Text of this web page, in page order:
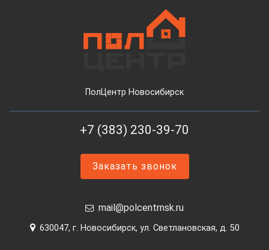
ПолЦентр Новосибирск
+7 (383) 230-39-70
Заказать звонок
mail@polcentrnsk.ru
630047, г. Новосибирск, ул. Светлановская, д. 50